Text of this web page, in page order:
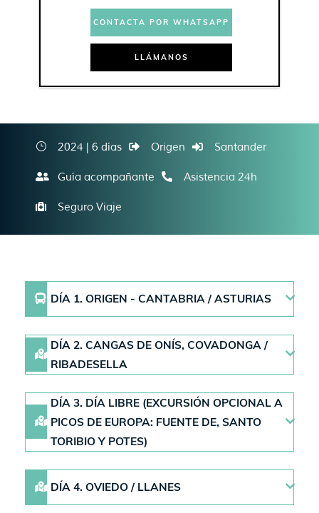
CONTACTA POR WHATSAPP
LLÁMANOS
2024 | 6 días Origen Santander
Guía acompañante Asistencia 24h
Seguro Viaje
DÍA 1. ORIGEN - CANTABRIA / ASTURIAS
DÍA 2. CANGAS DE ONÍS, COVADONGA /
RIBADESELLA
DÍA 3. DÍA LIBRE (EXCURSIÓN OPCIONAL A
PICOS DE EUROPA: FUENTE DE, SANTO
TORIBIO Y POTES)
DÍA 4. OVIEDO / LLANES